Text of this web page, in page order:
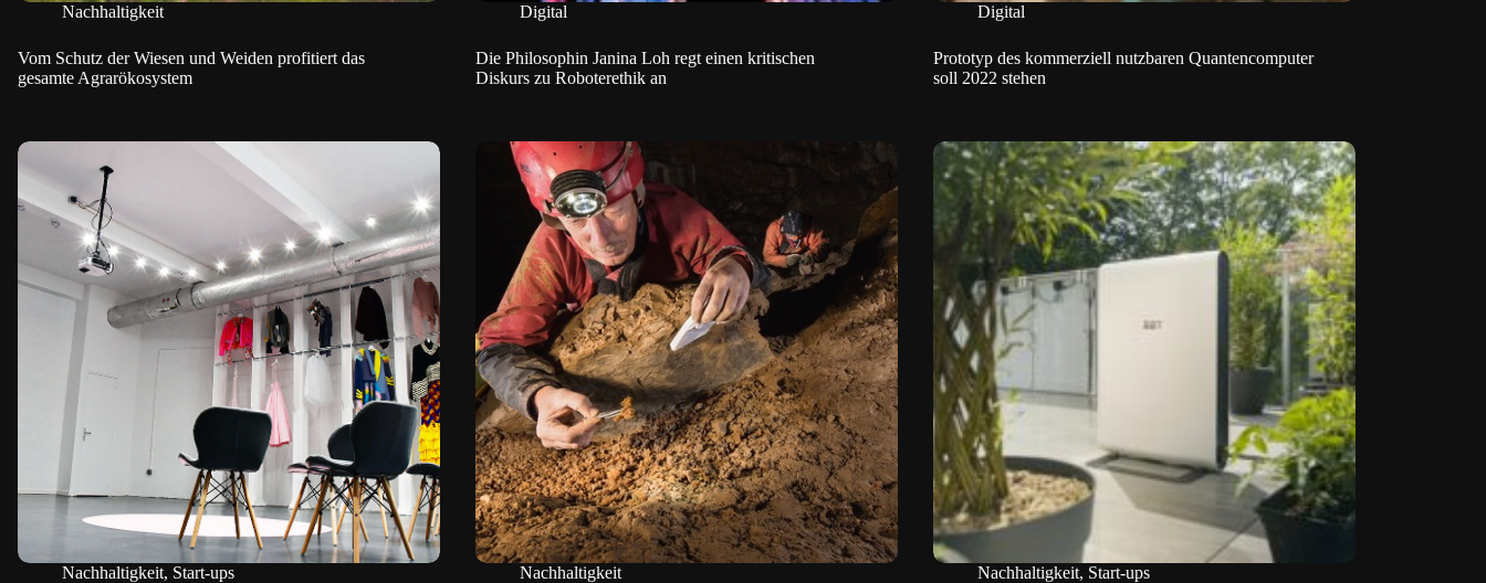
Nachhaltigkeit
Vom Schutz der Wiesen und Weiden profitiert das
gesamte Agrarökosystem
Digital
Die Philosophin Janina Loh regt einen kritischen
Diskurs zu Roboterethik an
Digital
Prototyp des kommerziell nutzbaren Quantencomputer
soll 2022 stehen
Nachhaltigkeit, Start-ups Nachhaltigkeit Nachhaltigkeit, Start-ups